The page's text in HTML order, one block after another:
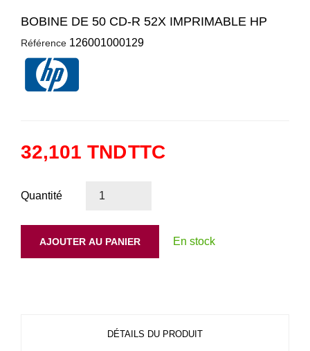
BOBINE DE 50 CD-R 52X IMPRIMABLE HP
Référence 126001000129
32,101 TNDTTC
Quantité
AJOUTER AU PANIER En stock
DÉTAILS DU PRODUIT